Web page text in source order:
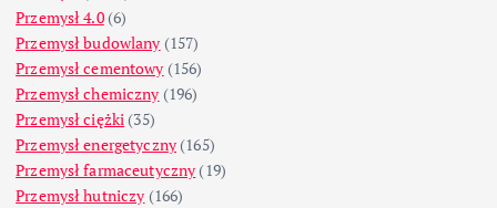
Przemysł 4.0(6)
Przemysł budowlany (157)
Przemysł cementowy (156)
Przemysł chemiczny (196)
Przemysł ciężki (35)
Przemysł energetyczny (165)
Przemysł farmaceutyczny (19)
Przemysł hutniczy (166)